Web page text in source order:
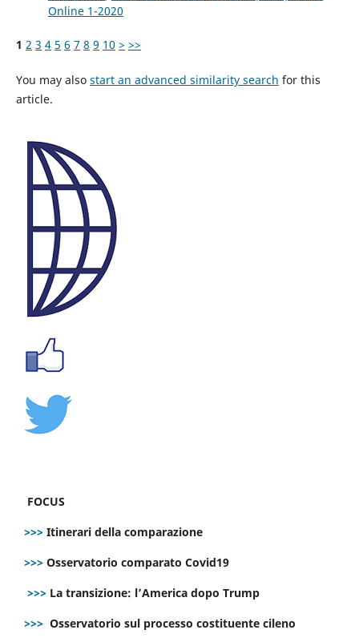
Online 1-2020
1 2 3 4 5 6 7 8 9 10 > >>
You may also start an advanced similarity search for this
article.
FOCUS
>>> Itinerari della comparazione
>>> Osservatorio comparato Covid19
>>> La transizione: l’America dopo Trump
>>> Osservatorio sul processo costituente cileno